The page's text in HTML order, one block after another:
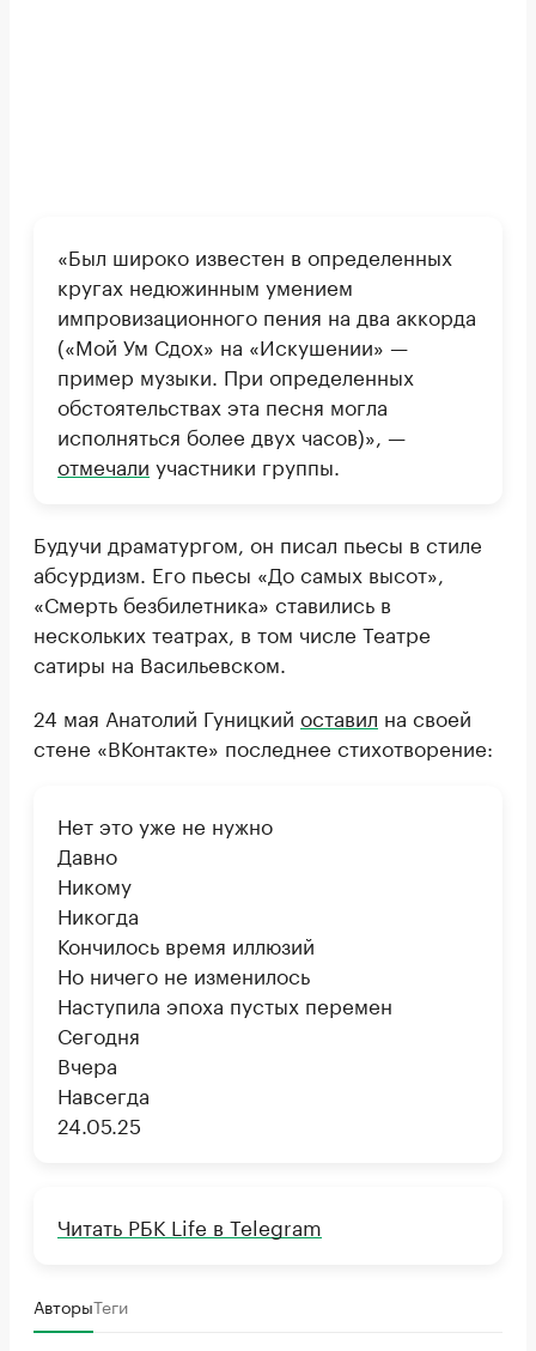
«Был широко известен в определенных
кругах недюжинным умением
импровизационного пения на два аккорда
(«Мой Ум Сдох» на «Искушении» —
пример музыки. При определенных
обстоятельствах эта песня могла
исполняться более двух часов)», —
отмечали участники группы.
Будучи драматургом, он писал пьесы в стиле
абсурдизм. Его пьесы «До самых высот»,
«Смерть безбилетника» ставились в
нескольких театрах, в том числе Театре
сатиры на Васильевском.
24 мая Анатолий Гуницкий оставил на своей
стене «ВКонтакте» последнее стихотворение:
Нет это уже не нужно
Давно
Никому
Никогда
Кончилось время иллюзий
Но ничего не изменилось
Наступила эпоха пустых перемен
Сегодня
Вчера
Навсегда
24.05.25
Читать РБК Life в Telegram
АвторыТеги